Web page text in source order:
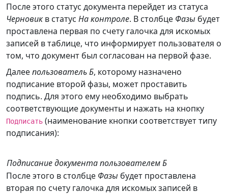
После этого статус документа перейдет из статуса
Черновикв статус На контроле. В столбце Фазы будет
проставлена первая по счету галочка для искомых
записей в таблице, что информирует пользователя о
том, что документ был согласован на первой фазе.
Далеепользователь Б, которому назначено
подписание второй фазы, может проставить
подпись. Для этого ему необходимо выбрать
соответствующие документы и нажать на кнопку
Подписать (наименование кнопки соответствует типу
подписания):
Подписание документа пользователем Б
После этого в столбце Фазы будет проставлена
вторая по счету галочка для искомых записей в